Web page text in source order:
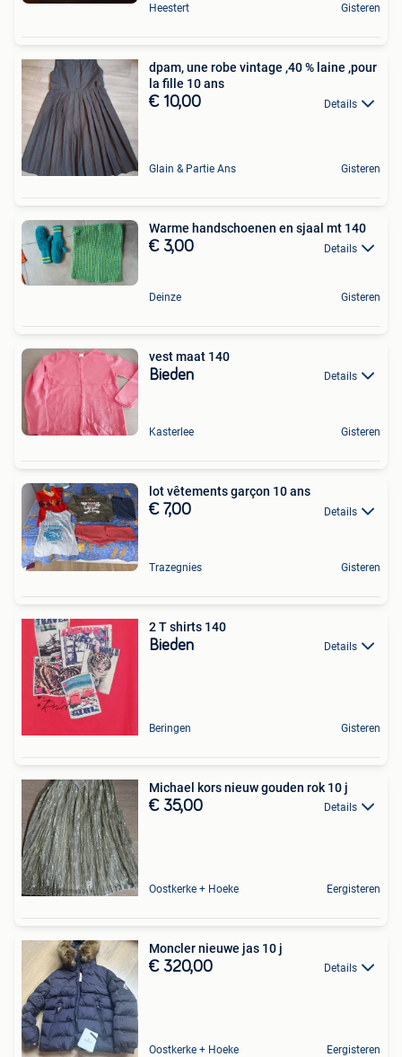
Heestert Gisteren
dpam, une robe vintage ,40 % laine ,pour
la fille 10 ans
€ 10,00 Details
Glain & Partie Ans Gisteren
Warme handschoenen en sjaal mt 140
€ 3,00 Details
Deinze Gisteren
vest maat 140
Bieden Details
Kasterlee Gisteren
lot vêtements garçon 10 ans
€ 7,00 Details
Trazegnies Gisteren
2 T shirts 140
Bieden Details
Beringen Gisteren
Michael kors nieuw gouden rok 10 j
€ 35,00 Details
Oostkerke + Hoeke Eergisteren
Moncler nieuwe jas 10 j
€ 320,00 Details
Oostkerke + Hoeke Eergisteren